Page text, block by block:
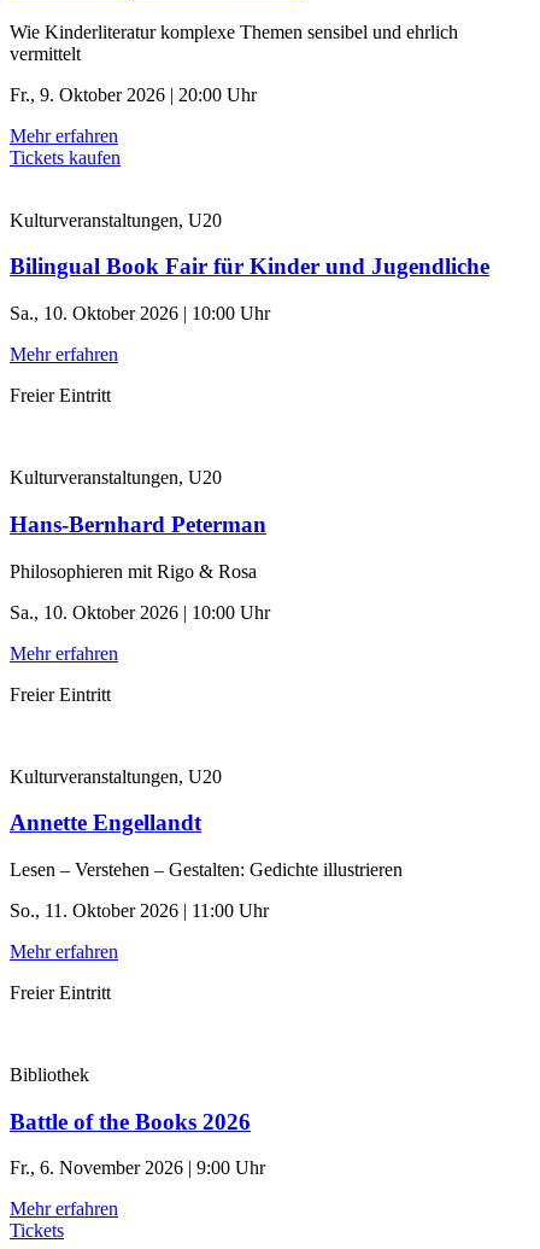
Wie Kinderliteratur komplexe Themen sensibel und ehrlich
vermittelt
Fr., 9. Oktober 2026 | 20:00 Uhr
Mehr erfahren
Tickets kaufen
Kulturveranstaltungen, U20
Bilingual Book Fair für Kinder und Jugendliche
Sa., 10. Oktober 2026 | 10:00 Uhr
Mehr erfahren
Freier Eintritt
Kulturveranstaltungen, U20
Hans-Bernhard Peterman
Philosophieren mit Rigo & Rosa
Sa., 10. Oktober 2026 | 10:00 Uhr
Mehr erfahren
Freier Eintritt
Kulturveranstaltungen, U20
Annette Engellandt
Lesen – Verstehen – Gestalten: Gedichte illustrieren
So., 11. Oktober 2026 | 11:00 Uhr
Mehr erfahren
Freier Eintritt
Bibliothek
Battle of the Books 2026
Fr., 6. November 2026 | 9:00 Uhr
Mehr erfahren
Tickets